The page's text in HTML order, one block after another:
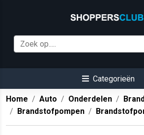
Categorieën
Home Auto Onderdelen
Brandstofpompen